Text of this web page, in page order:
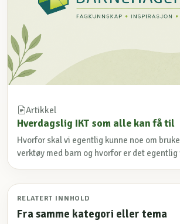
Artikkel
Hverdagslig IKT som alle kan få til
Hvorfor skal vi egentlig kunne noe om
verktøy med barn og hvorfor er det
RELATERT INNHOLD
Fra samme kategori eller tema